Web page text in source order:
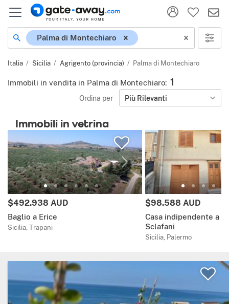
Località
Palma di Montechiaro
Italia Sicilia Agrigento (provincia) Palma di Montechiaro
Immobili in vendita in Palma di Montechiaro: 1
Ordina per Più Rilevanti
Immobili in vetrina
Prezzo:
$492.938 AUD
Baglio a Erice
Sicilia, Trapani
Prezzo:
$98.588 AUD
Casa indipendente a
Sclafani
Sicilia, Palermo